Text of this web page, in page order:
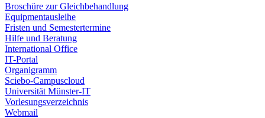
Broschüre zur Gleichbehandlung
Equipmentausleihe
Fristen und Semestertermine
Hilfe und Beratung
International Office
IT-Portal
Organigramm
Sciebo-Campuscloud
Universität Münster-IT
Vorlesungsverzeichnis
Webmail